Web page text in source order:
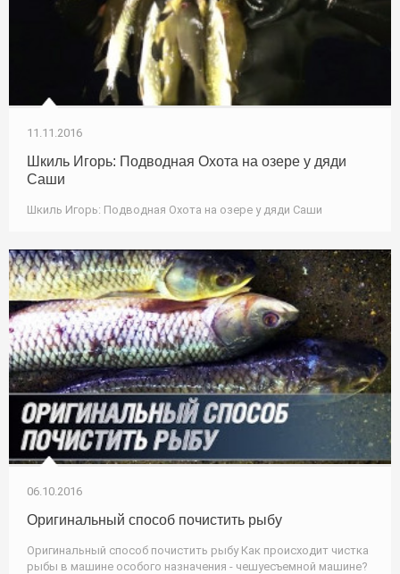
11.11.2016
Шкиль Игорь: Подводная Охота на озере у дяди
Саши
Шкиль Игорь: Подводная Охота на озере у дяди Саши
06.10.2016
Оригинальный способ почистить рыбу
Оригинальный способ почистить рыбу Как происходит чистка
рыбы в машине особого назначения - чешуесъемной машине?